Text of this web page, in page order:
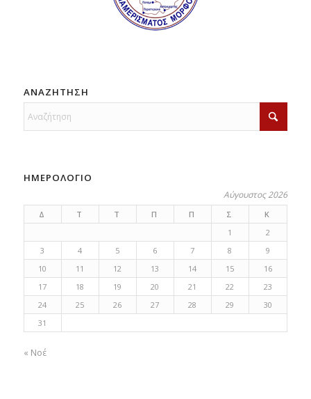
ΑΝΑΖΗΤΗΣΗ
ΗΜΕΡΟΛΟΓΙΟ
Αύγουστος 2026
Δ Τ Τ Π Π Σ
Κ
1
2
3
4 5 6 7 8
9
10
11 12 13 14 15
16
17
18 19 20 21 22
23
24
25 26 27 28 29
30
31
« Νοέ